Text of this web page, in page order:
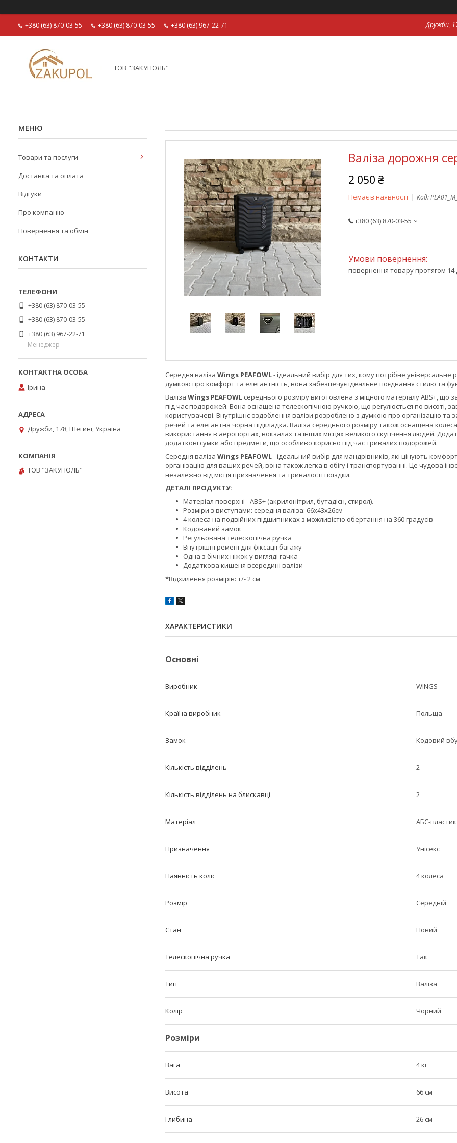
+380 (63) 870-03-55 +380 (63) 870-03-55 +380 (63) 967-22-71 Дружби,
ТОВ "ЗАКУПОЛЬ"
Валіза дорожня
2 050 ₴
Немає в наявності Код:
+380 (63) 870-03-55
повернення товару протягом 14
Середня валіза Wings PEAFOWL- ідеальний вибір для тих, кому потрібне
думкою про комфорт та елегантність, вона забезпечує ідеальне поєднання стилю та
Валіза Wings PEAFOWL середнього розміру виготовлена з міцного матеріалу ABS+,
під час подорожей. Вона оснащена телескопічною ручкою, що регулюється по висоті,
користувачеві. Внутрішнє оздоблення валізи розроблено з думкою про організацію
речей та елегантна чорна підкладка. Валіза середнього розміру також оснащена
використання в аеропортах, вокзалах та інших місцях великого скупчення людей.
додаткові сумки або предмети, що особливо корисно під час тривалих подорожей.
Середня валіза Wings PEAFOWL- ідеальний вибір для мандрівників, які цінують
організацію для ваших речей, вона також легка в обігу і транспортуванні. Це чудова
незалежно від місця призначення та тривалості поїздки.
ДЕТАЛІ ПРОДУКТУ:
Матеріал поверхні - ABS+ (акрилонітрил, бутадієн, стирол).
Розміри з виступами: середня валіза: 66x43x26см
4 колеса на подвійних підшипниках з можливістю обертання на 360 градусів
Кодований замок
Регульована телескопічна ручка
Внутрішні ремені для фіксації багажу
Одна з бічних ніжок у вигляді гачка
Додаткова кишеня всередині валізи
*Відхилення розмірів: +/- 2 см
ХАРАКТЕРИСТИКИ
Основні
Виробник WINGS
Країна виробник Польща
Замок Кодовий
Кількість відділень 2
Кількість відділень на блискавці 2
Матеріал АБС-пластик
Призначення Унісекс
Наявність коліс 4 колеса
Розмір Середній
Стан Новий
Телескопічна ручка Так
Тип Валіза
Колір Чорний
Розміри
Вага 4 кг
Висота 66 см
Глибина 26 см
Товари та послуги
Доставка та оплата
Відгуки
Про компанію
Повернення та обмін
КОНТАКТИ
+380 (63) 870-03-55
+380 (63) 870-03-55
+380 (63) 967-22-71
Менеджер
Ірина
Дружби, 178, Шегині, Україна
ТОВ "ЗАКУПОЛЬ"